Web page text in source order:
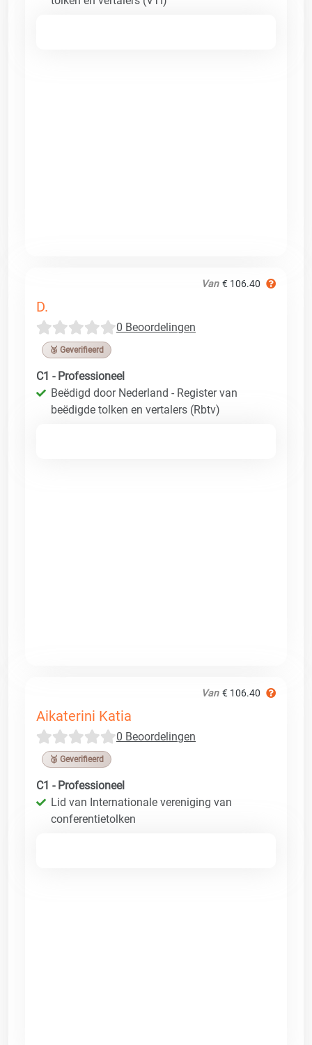
Van € 106.40
D.
0 Beoordelingen
🥉 Geverifieerd
C1 - Professioneel
Beëdigd door Nederland - Register van
beëdigde tolken en vertalers (Rbtv)
Van € 106.40
Aikaterini Katia
0 Beoordelingen
🥉 Geverifieerd
C1 - Professioneel
Lid van Internationale vereniging van
conferentietolken